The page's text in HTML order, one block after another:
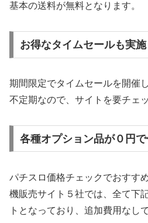
基本の送料が無料となります。
お得なタイムセールも実施
期間限定でタイムセールを開催
不定期なので、サイトを要チェ
各種オプション品が０円で
パチスロ価格チェックでおすす
機販売サイト５社では、全て下
トとなっており、追加費用なし